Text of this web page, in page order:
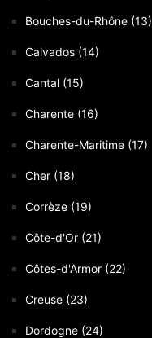
Bouches-du-Rhône (13)
Calvados (14)
Cantal (15)
Charente (16)
Charente-Maritime (17)
Cher (18)
Corrèze (19)
Côte-d'Or (21)
Côtes-d'Armor (22)
Creuse (23)
Dordogne (24)